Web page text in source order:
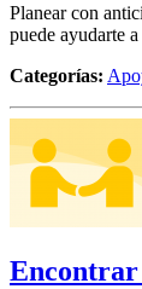
Planear con
puede ayudarte
Categorías: